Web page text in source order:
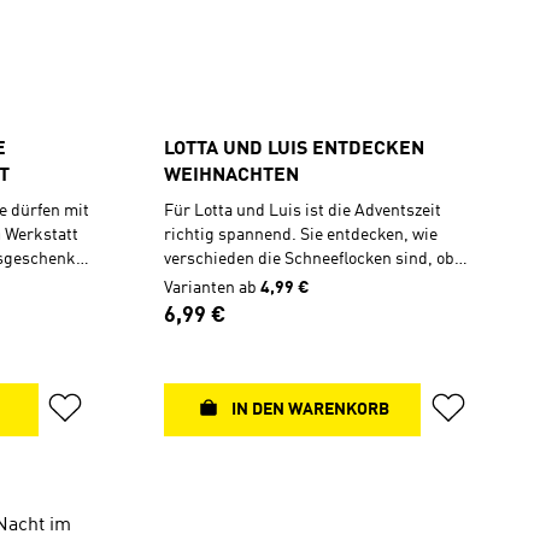
dürfen mit
Werkstatt
die Seiten
LOTTA UND LUIS ENTDECKEN
WEIHNACHTEN
Für Lotta und Luis ist die Adventszeit
richtig spannend. Sie entdecken, wie
verschieden die Schneeflocken sind, ob
der Nikolaus einen echten Bart hat, was
ein cooles Weihnachtslied ist, und warum
wir Weihnachten feiern. 24
mit neuem Cover Taschenbuch, 12 x 19
Varianten ab 4,99 €
Regulärer Preis:
6,99 €
IN DEN WARENKORB